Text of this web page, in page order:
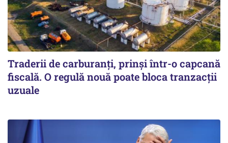
Traderii de carburanți, prinși într-o capcană
fiscală. O regulă nouă poate bloca tranzacții
uzuale